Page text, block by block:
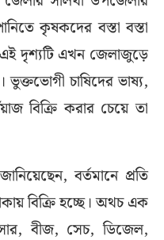
কৃষকদের বস্তা বস্তা
দৃশ্যটি এখন জেলাজুড়ে
চাষিদের ভাষ্য,
বিক্রি করার চেয়ে তা
বর্তমানে প্রতি
বিক্রি হচ্ছে। অথচ এক
বীজ, সেচ, ডিজেল,